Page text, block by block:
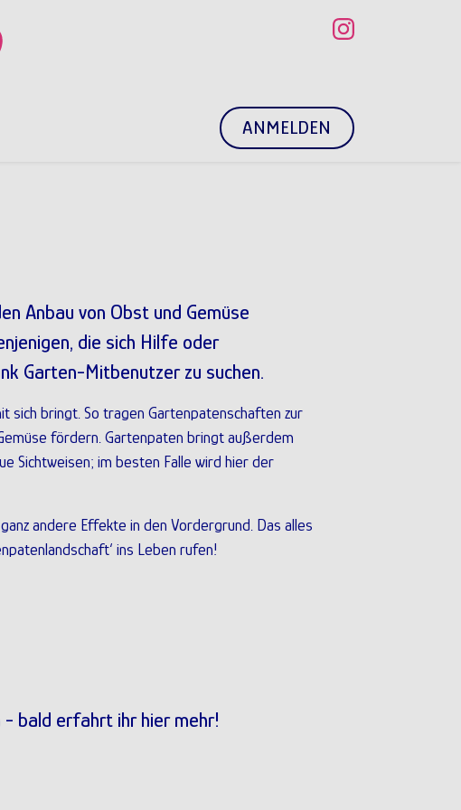
BENUTZERMENÜ
ANMELDEN
Anbau von Obst und Gemüse
die sich Hilfe oder
Garten-Mitbenutzer zu suchen.
sich bringt. So tragen Gartenpatenschaften zur
fördern. Gartenpaten bringt außerdem
Sichtweisen; im besten Falle wird hier der
andere Effekte in den Vordergrund. Das alles
ins Leben rufen!
- bald erfahrt ihr hier mehr!